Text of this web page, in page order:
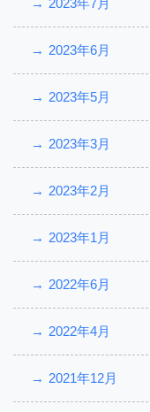
2023年7月
2023年6月
2023年5月
2023年3月
2023年2月
2023年1月
2022年6月
2022年4月
2021年12月